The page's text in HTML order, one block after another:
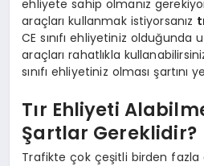
ehliyete sahip olmanız
araçları kullanmak istiyorsanız
CE sınıfı ehliyetiniz
araçları rahatlıkla
sınıfı ehliyetiniz olması şartını
Tır Ehliyeti
Şartlar Gereklidir?
Trafikte çok çeşitli birden fazla